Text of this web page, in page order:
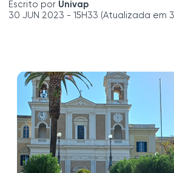
Escrito por Univap
30 JUN 2023 - 15H33 (Atualizada em